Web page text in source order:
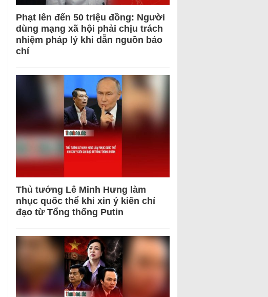
Phạt lên đến 50 triệu đồng: Người
dùng mạng xã hội phải chịu trách
nhiệm pháp lý khi dẫn nguồn báo
chí
Thủ tướng Lê Minh Hưng làm
nhục quốc thể khi xin ý kiến chỉ
đạo từ Tổng thống Putin